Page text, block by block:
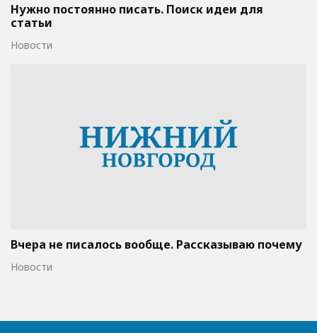
Нужно постоянно писать. Поиск идеи для
статьи
Новости
Вчера не писалось вообще. Рассказываю почему
Новости